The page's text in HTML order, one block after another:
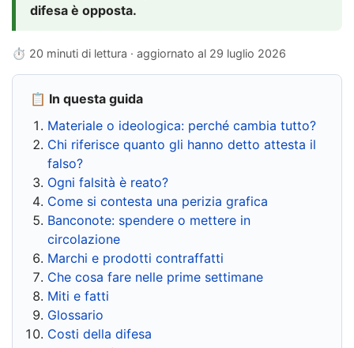
difesa è opposta.
⏱ 20 minuti di lettura · aggiornato al 29 luglio 2026
📋 In questa guida
Materiale o ideologica: perché cambia tutto?
Chi riferisce quanto gli hanno detto attesta il
falso?
Ogni falsità è reato?
Come si contesta una perizia grafica
Banconote: spendere o mettere in
circolazione
Marchi e prodotti contraffatti
Che cosa fare nelle prime settimane
Miti e fatti
Glossario
Costi della difesa